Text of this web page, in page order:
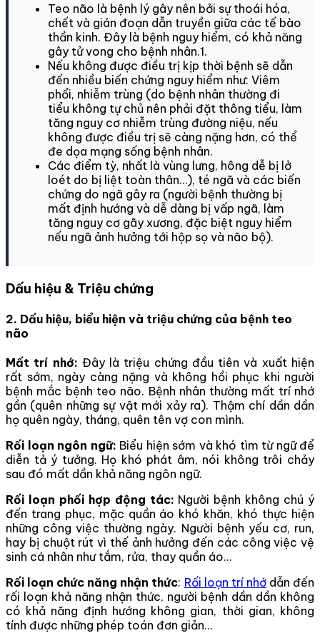
Teo não là bệnh lý gây nên bởi sự thoái hóa,
chết và gián đoạn dẫn truyền giữa các tế bào
thần kinh. Đây là bệnh nguy hiểm, có khả năng
gây tử vong cho bệnh nhân.1.
Nếu không được điều trị kịp thời bệnh sẽ dẫn
đến nhiều biến chứng nguy hiểm như: Viêm
phổi, nhiễm trùng (do bệnh nhân thường đi
tiểu không tự chủ nên phải đặt thông tiểu, làm
tăng nguy cơ nhiễm trùng đường niệu, nếu
không được điều trị sẽ càng nặng hơn, có thể
đe dọa mạng sống bệnh nhân.
Các điểm tỳ, nhất là vùng lưng, hông dễ bị lở
loét do bị liệt toàn thân…), té ngã và các biến
chứng do ngã gây ra (người bệnh thường bị
mất định hướng và dễ dàng bị vấp ngã, làm
tăng nguy cơ gãy xương, đặc biệt nguy hiểm
nếu ngã ảnh hưởng tới hộp sọ và não bộ).
Dấu hiệu & Triệu chứng
2. Dấu hiệu, biểu hiện và triệu chứng của bệnh teo
não
Mất trí nhớ: Đây là triệu chứng đầu tiên và xuất hiện
rất sớm, ngày càng nặng và không hồi phục khi người
bệnh mắc bệnh teo não. Bệnh nhân thường mất trí nhớ
gần (quên những sự vật mới xảy ra). Thậm chí dần dần
họ quên ngày, tháng, quên tên vợ con mình.
Rối loạn ngôn ngữ: Biểu hiện sớm và khó tìm từ ngữ để
diễn tả ý tưởng. Họ khó phát âm, nói không trôi chảy
sau đó mất dần khả năng ngôn ngữ.
Rối loạn phối hợp động tác: Người bệnh không chú ý
đến trang phục, mặc quần áo khó khăn, khó thực hiện
những công việc thường ngày. Người bệnh yếu cơ, run,
hay bị chuột rút vì thế ảnh hưởng đến các công việc vệ
sinh cá nhân như tắm, rửa, thay quần áo…
Rối loạn chức năng nhận thức: Rối loạn trí nhớdẫn đến
rối loạn khả năng nhận thức, người bệnh dần dần không
có khả năng định hướng không gian, thời gian, không
tính được những phép toán đơn giản…